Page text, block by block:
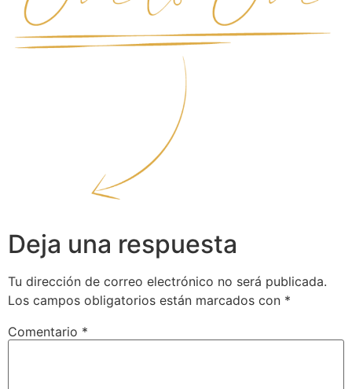
Deja una respuesta
Tu dirección de correo electrónico no será publicada.
Los campos obligatorios están marcados con *
Comentario *